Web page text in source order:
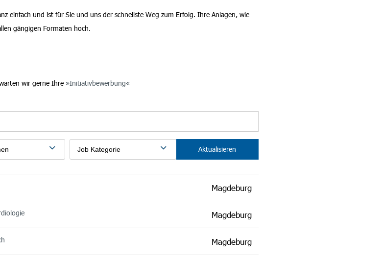
einfach und ist für Sie und uns der schnellste Weg zum Erfolg. Ihre Anlagen, wie
gängigen Formaten hoch.
wir gerne Ihre Initiativbewerbung
Job Kategorie Aktualisieren
Magdeburg
Magdeburg
Magdeburg